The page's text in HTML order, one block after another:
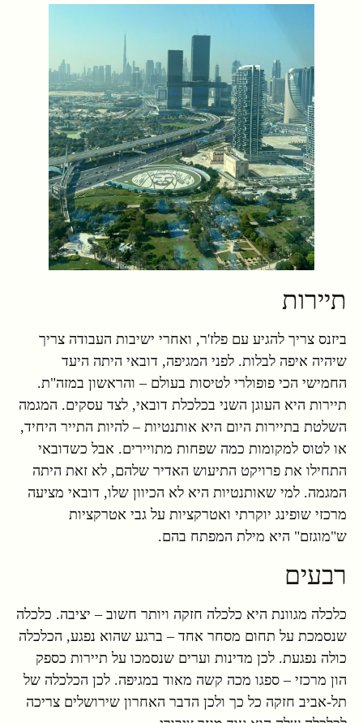
תיירות
ביזנס צריך להגיע עם פלז'ר, ואחרי ישיבות העבודה צריך
שיהיה איפה לבלות. לפני המגיפה, דובאי היתה היעד
החמישי הכי פופולרי לטיסות בעולם – והראשון במזה"ת.
תיירות היא העוגן השני בכלכלת דובאי, לצד עסקים. המגמה
השלטת בתיירות היום היא אותנטיות – להיות התייר היחיד,
או לטוס למקומות כמה שפחות מתויירים. אבל כשדובאי
התחילו את פרויקט התיעוש האדיר שלהם, לא זאת היתה
המגמה. למי שאותנטיות היא לא הכיוון שלו, דובאי מציעה
מרכזי שופינג יוקרתי ואטרקציות על גבי אטרקציות
ש"מוגזם" היא מילת המפתח בהם.
רבעים
כלכלה מגוונת היא כלכלה חזקה ויותר חשוב – יציבה. כלכלה
שנסמכת על תחום מסחר אחד – ברגע שהוא נפגע, הכלכלה
כולה נפגעת. לכן מדינות וערים שנסמכו על תיירות כספק
הון מרכזי – ספגו מכה קשה מאוד במגיפה. לכן הכלכלה של
תל-אביב חזקה כל כך ולכן הדבר האחרון שירושלים צריכה